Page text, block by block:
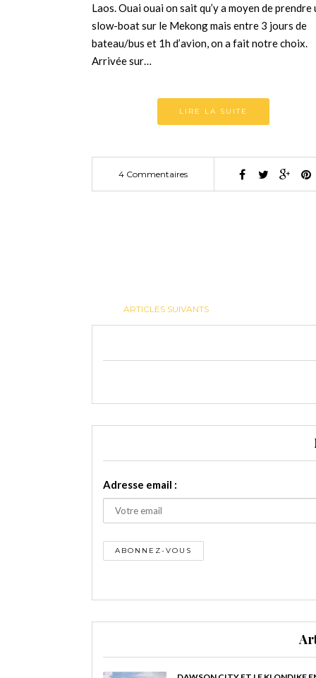
Laos. Ouai ouai on sait qu’y a moyen de prendre
slow-boat sur le Mekong mais entre 3 jours de
bateau/bus et 1h d’avion, on a fait notre choix.
Arrivée sur…
LIRE LA SUITE
4 Commentaires
ARTICLES SUIVANTS
Adresse email :